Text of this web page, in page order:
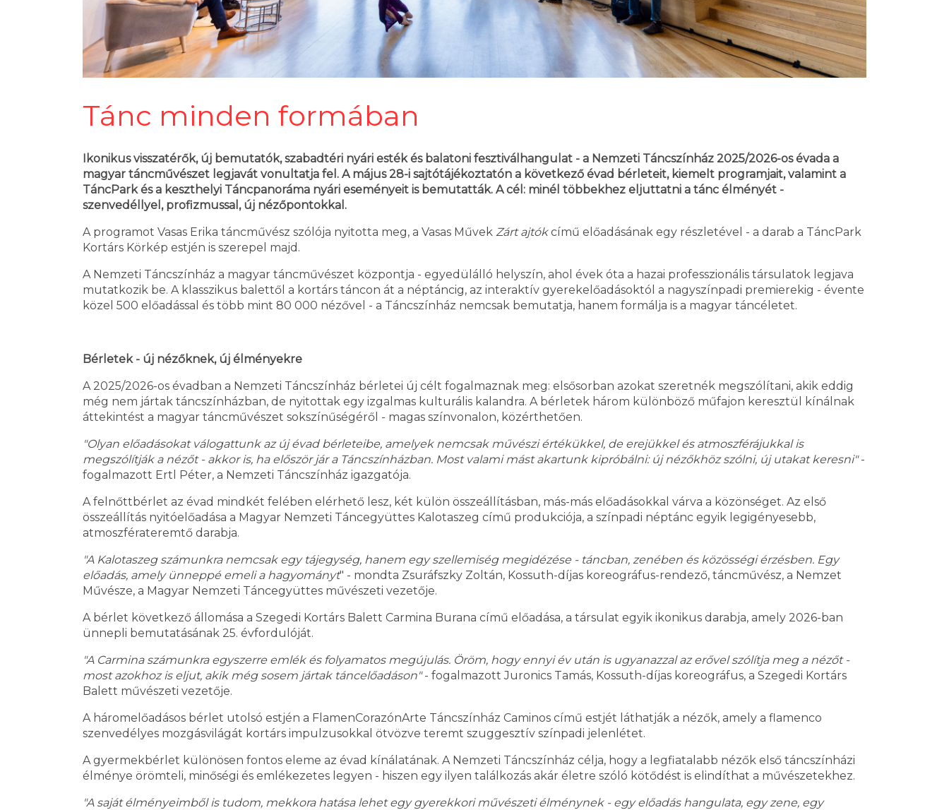
Tánc minden formában
Ikonikus visszatérők, új bemutatók, szabadtéri nyári esték és balatoni fesztiválhangulat - a Nemzeti Táncszínház 2025/2026-os évada a
magyar táncművészet legjavát vonultatja fel. A május 28-i sajtótájékoztatón a következő évad bérleteit, kiemelt programjait, valamint a
TáncPark és a keszthelyi Táncpanoráma nyári eseményeit is bemutatták. A cél: minél többekhez eljuttatni a tánc élményét -
szenvedéllyel, profizmussal, új nézőpontokkal.
A programot Vasas Erika táncművész szólója nyitotta meg, a Vasas Művek Zárt ajtókcímű előadásának egy részletével - a darab a TáncPark
Kortárs Körkép estjén is szerepel majd.
A Nemzeti Táncszínház a magyar táncművészet központja - egyedülálló helyszín, ahol évek óta a hazai professzionális társulatok legjava
mutatkozik be. A klasszikus balettől a kortárs táncon át a néptáncig, az interaktív gyerekelőadásoktól a nagyszínpadi premierekig - évente
közel 500 előadással és több mint 80 000 nézővel - a Táncszínház nemcsak bemutatja, hanem formálja is a magyar táncéletet.
Bérletek - új nézőknek, új élményekre
A 2025/2026-os évadban a Nemzeti Táncszínház bérletei új célt fogalmaznak meg: elsősorban azokat szeretnék megszólítani, akik eddig
még nem jártak táncszínházban, de nyitottak egy izgalmas kulturális kalandra. A bérletek három különböző műfajon keresztül kínálnak
áttekintést a magyar táncművészet sokszínűségéről - magas színvonalon, közérthetően.
"Olyan előadásokat válogattunk az új évad bérleteibe, amelyek nemcsak művészi értékükkel, de erejükkel és atmoszférájukkal is
megszólítják a nézőt - akkor is, ha először jár a Táncszínházban. Most valami mást akartunk kipróbálni: új nézőkhöz szólni, új utakat keresni"-
fogalmazott Ertl Péter, a Nemzeti Táncszínház igazgatója.
A felnőttbérlet az évad mindkét felében elérhető lesz, két külön összeállításban, más-más előadásokkal várva a közönséget. Az első
összeállítás nyitóelőadása a Magyar Nemzeti Táncegyüttes Kalotaszeg című produkciója, a színpadi néptánc egyik legigényesebb,
atmoszférateremtő darabja.
"A Kalotaszeg számunkra nemcsak egy tájegység, hanem egy szellemiség megidézése - táncban, zenében és közösségi érzésben. Egy
előadás, amely ünneppé emeli a hagyományt" - mondta Zsuráfszky Zoltán, Kossuth-díjas koreográfus-rendező, táncművész, a Nemzet
Művésze, a Magyar Nemzeti Táncegyüttes művészeti vezetője.
A bérlet következő állomása a Szegedi Kortárs Balett Carmina Burana című előadása, a társulat egyik ikonikus darabja, amely 2026-ban
ünnepli bemutatásának 25. évfordulóját.
"A Carmina számunkra egyszerre emlék és folyamatos megújulás. Öröm, hogy ennyi év után is ugyanazzal az erővel szólítja meg a nézőt -
most azokhoz is eljut, akik még sosem jártak táncelőadáson"- fogalmazott Juronics Tamás, Kossuth-díjas koreográfus, a Szegedi Kortárs
Balett művészeti vezetője.
A háromelőadásos bérlet utolsó estjén a FlamenCorazónArte Táncszínház Caminos című estjét láthatják a nézők, amely a flamenco
szenvedélyes mozgásvilágát kortárs impulzusokkal ötvözve teremt szuggesztív színpadi jelenlétet.
A gyermekbérlet különösen fontos eleme az évad kínálatának. A Nemzeti Táncszínház célja, hogy a legfiatalabb nézők első táncszínházi
élménye örömteli, minőségi és emlékezetes legyen - hiszen egy ilyen találkozás akár életre szóló kötődést is elindíthat a művészetekhez.
"A saját élményeimből is tudom, mekkora hatása lehet egy gyerekkori művészeti élménynek - egy előadás hangulata, egy zene, egy